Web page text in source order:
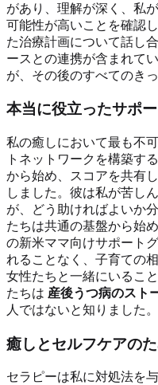
があり、理解が深く、私
可能性が高いことを確認
た治療計画について話し
ースとの連携が含まれて
が、その後のすべてのき
本当に役立ったサポ
私の癒しにおいて最も不
トネットワークを構築す
から始め、スコアを共有
しました。彼は私が苦し
が、どう助ければよいか
たちは共通の基盤から始
の新米ママ向けサポート
れることなく、子育ての
女性たちと一緒にいるこ
たちは 産後うつ病のスト
人ではないと知りました。
癒しとセルフケアの
セラピーは私に対処法を